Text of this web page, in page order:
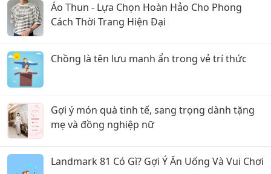
Áo Thun - Lựa Chọn Hoàn Hảo Cho Phong
Cách Thời Trang Hiện Đại
Chồng là tên lưu manh ẩn trong vẻ trí thức
Gợi ý món quà tinh tế, sang trọng dành tặng
mẹ và đồng nghiệp nữ
Landmark 81 Có Gì? Gợi Ý Ăn Uống Và Vui Chơi